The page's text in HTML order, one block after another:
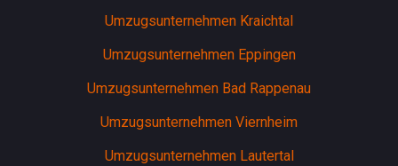
Umzugsunternehmen Kraichtal
Umzugsunternehmen Eppingen
Umzugsunternehmen Bad Rappenau
Umzugsunternehmen Viernheim
Umzugsunternehmen Lautertal